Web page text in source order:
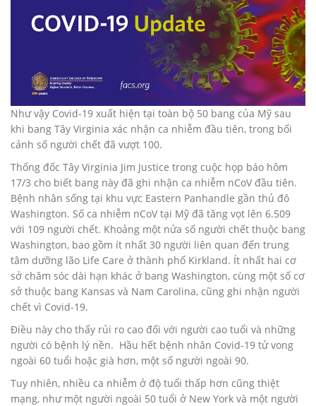
Như vậy Covid-19 xuất hiện tại toàn bộ 50 bang của Mỹ sau
khi bang Tây Virginia xác nhận ca nhiễm đầu tiên, trong bối
cảnh số người chết đã vượt 100.
Thống đốc Tây Virginia Jim Justice trong cuộc họp báo hôm
17/3 cho biết bang này đã ghi nhận ca nhiễm nCoV đầu tiên.
Bệnh nhân sống tại khu vực Eastern Panhandle gần thủ đô
Washington. Số ca nhiễm nCoV tại Mỹ đã tăng vọt lên 6.509
với 109 người chết. Khoảng một nửa số người chết thuộc bang
Washington, bao gồm ít nhất 30 người liên quan đến trung
tâm dưỡng lão Life Care ở thành phố Kirkland. Ít nhất hai cơ
sở chăm sóc dài hạn khác ở bang Washington, cùng một số cơ
sở thuộc bang Kansas và Nam Carolina, cũng ghi nhận người
chết vì Covid-19.
Điều này cho thấy rủi ro cao đối với người cao tuổi và những
người có bệnh lý nền. Hầu hết bệnh nhân Covid-19 tử vong
ngoài 60 tuổi hoặc già hơn, một số người ngoài 90.
Tuy nhiên, nhiều ca nhiễm ở độ tuổi thấp hơn cũng thiệt
mạng, như một người ngoài 50 tuổi ở New York và một người